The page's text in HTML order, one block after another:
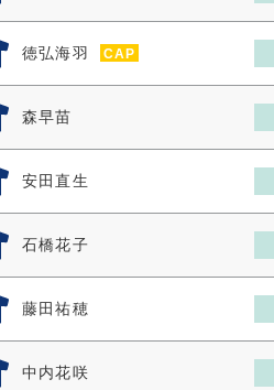
徳弘海羽 CAP
森早苗
安田直生
石橋花子
藤田祐穂
中内花咲